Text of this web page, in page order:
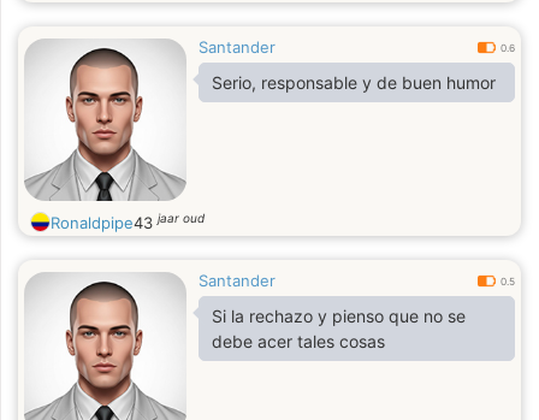
Santander 0.6
Serio, responsable y de buen humor
Ronaldpipe43jaar oud
Santander 0.5
Si la rechazo y pienso que no se
debe acer tales cosas